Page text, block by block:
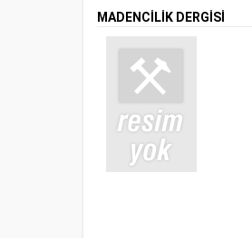
MADENCİLİK DERGİSİ